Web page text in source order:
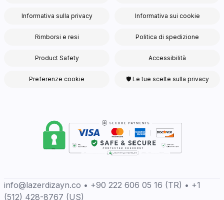
Informativa sulla privacy Informativa sui cookie
Rimborsi e resi Politica di spedizione
Product Safety Accessibilità
Preferenze cookie 🛡 Le tue scelte sulla privacy
info@lazerdizayn.co • +90 222 606 05 16 (TR) • +1
(512) 428-8767 (US)